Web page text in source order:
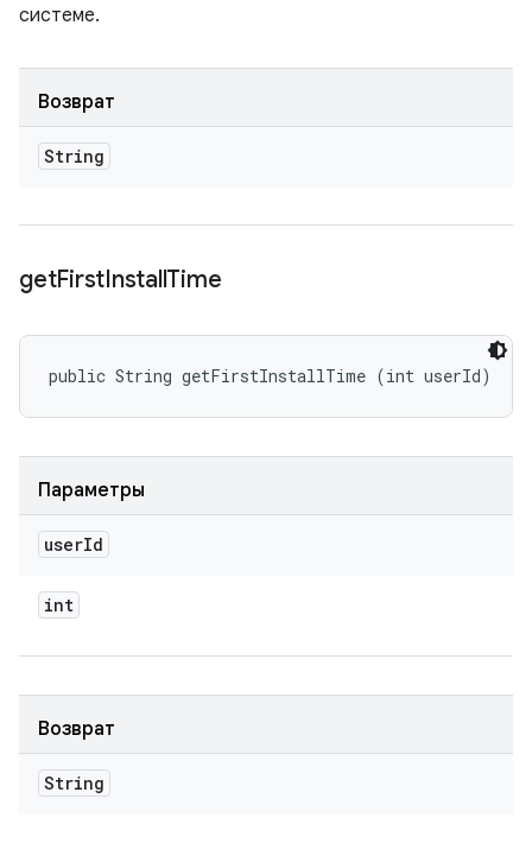
системе.
Возврат
String
getFirstInstallTime
public String getFirstInstallTime (int userId)
Параметры
userId
int
Возврат
String